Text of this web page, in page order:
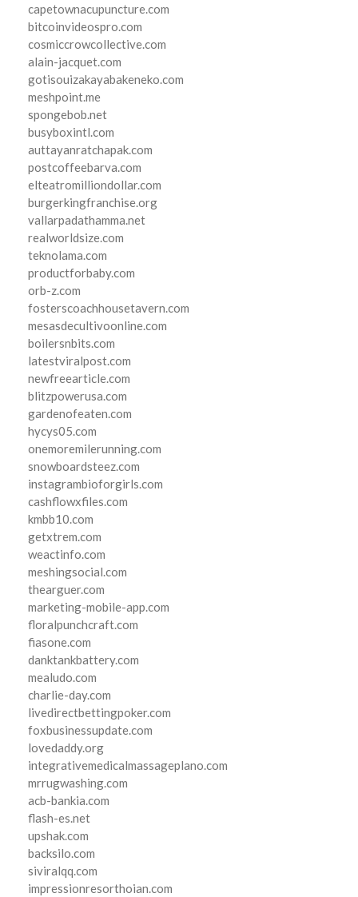
capetownacupuncture.com
bitcoinvideospro.com
cosmiccrowcollective.com
alain-jacquet.com
gotisouizakayabakeneko.com
meshpoint.me
spongebob.net
busyboxintl.com
auttayanratchapak.com
postcoffeebarva.com
elteatromilliondollar.com
burgerkingfranchise.org
vallarpadathamma.net
realworldsize.com
teknolama.com
productforbaby.com
orb-z.com
fosterscoachhousetavern.com
mesasdecultivoonline.com
boilersnbits.com
latestviralpost.com
newfreearticle.com
blitzpowerusa.com
gardenofeaten.com
hycys05.com
onemoremilerunning.com
snowboardsteez.com
instagrambioforgirls.com
cashflowxfiles.com
kmbb10.com
getxtrem.com
weactinfo.com
meshingsocial.com
thearguer.com
marketing-mobile-app.com
floralpunchcraft.com
fiasone.com
danktankbattery.com
mealudo.com
charlie-day.com
livedirectbettingpoker.com
foxbusinessupdate.com
lovedaddy.org
integrativemedicalmassageplano.com
mrrugwashing.com
acb-bankia.com
flash-es.net
upshak.com
backsilo.com
siviralqq.com
impressionresorthoian.com